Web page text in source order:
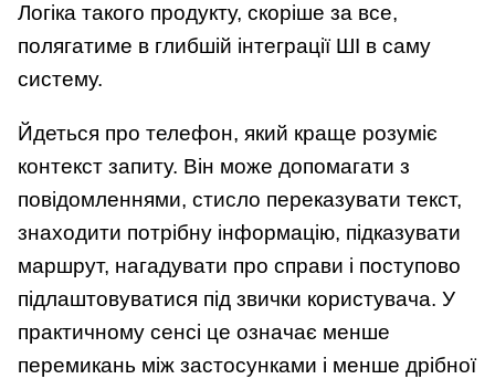
Логіка такого продукту, скоріше за все,
полягатиме в глибшій інтеграції ШІ в саму
систему.
Йдеться про телефон, який краще розуміє
контекст запиту. Він може допомагати з
повідомленнями, стисло переказувати текст,
знаходити потрібну інформацію, підказувати
маршрут, нагадувати про справи і поступово
підлаштовуватися під звички користувача. У
практичному сенсі це означає менше
перемикань між застосунками і менше дрібної